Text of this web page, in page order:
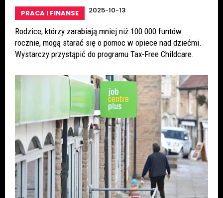
PRACA I FINANSE 2025-10-13
Rodzice, którzy zarabiają mniej niż 100 000 funtów
rocznie, mogą starać się o pomoc w opiece nad dziećmi.
Wystarczy przystąpić do programu Tax-Free Childcare.